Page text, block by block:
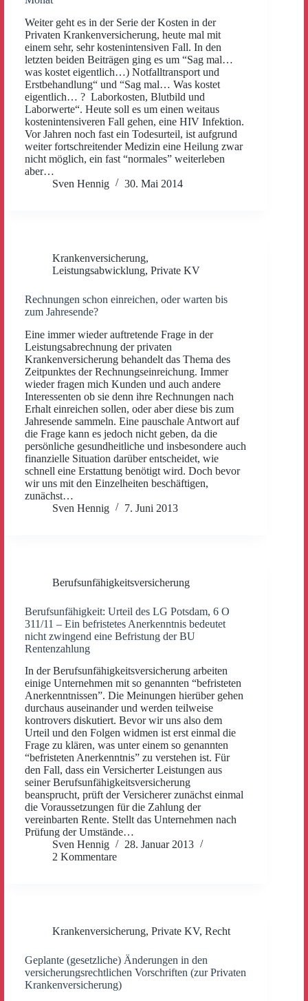
Weiter geht es in der Serie der Kosten in der
Privaten Krankenversicherung, heute mal mit
einem sehr, sehr kostenintensiven Fall. In den
letzten beiden Beiträgen ging es um “Sag mal…
was kostet eigentlich…) Notfalltransport und
Erstbehandlung“ und “Sag mal… Was kostet
eigentlich… ? Laborkosten, Blutbild und
Laborwerte“. Heute soll es um einen weitaus
kostenintensiveren Fall gehen, eine HIV Infektion.
Vor Jahren noch fast ein Todesurteil, ist aufgrund
weiter fortschreitender Medizin eine Heilung zwar
nicht möglich, ein fast “normales” weiterleben
aber…
Sven Hennig
30. Mai 2014
Krankenversicherung,
Leistungsabwicklung, Private KV
Rechnungen schon einreichen, oder warten bis
zum Jahresende?
Eine immer wieder auftretende Frage in der
Leistungsabrechnung der privaten
Krankenversicherung behandelt das Thema des
Zeitpunktes der Rechnungseinreichung. Immer
wieder fragen mich Kunden und auch andere
Interessenten ob sie denn ihre Rechnungen nach
Erhalt einreichen sollen, oder aber diese bis zum
Jahresende sammeln. Eine pauschale Antwort auf
die Frage kann es jedoch nicht geben, da die
persönliche gesundheitliche und insbesondere auch
finanzielle Situation darüber entscheidet, wie
schnell eine Erstattung benötigt wird. Doch bevor
wir uns mit den Einzelheiten beschäftigen,
zunächst…
Sven Hennig
7. Juni 2013
Berufsunfähigkeitsversicherung
Berufsunfähigkeit: Urteil des LG Potsdam, 6 O
311/11 – Ein befristetes Anerkenntnis bedeutet
nicht zwingend eine Befristung der BU
Rentenzahlung
In der Berufsunfähigkeitsversicherung arbeiten
einige Unternehmen mit so genannten “befristeten
Anerkenntnissen”. Die Meinungen hierüber gehen
durchaus auseinander und werden teilweise
kontrovers diskutiert. Bevor wir uns also dem
Urteil und den Folgen widmen ist erst einmal die
Frage zu klären, was unter einem so genannten
“befristeten Anerkenntnis” zu verstehen ist. Für
den Fall, dass ein Versicherter Leistungen aus
seiner Berufsunfähigkeitsversicherung
beansprucht, prüft der Versicherer zunächst einmal
die Voraussetzungen für die Zahlung der
vereinbarten Rente. Stellt das Unternehmen nach
Prüfung der Umstände…
Sven Hennig
28. Januar 2013
2 Kommentare
Krankenversicherung, Private KV, Recht
Geplante (gesetzliche) Änderungen in den
versicherungsrechtlichen Vorschriften (zur Privaten
Krankenversicherung)